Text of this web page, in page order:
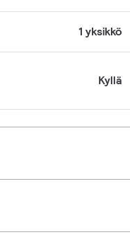
1 yksikkö
Kyllä